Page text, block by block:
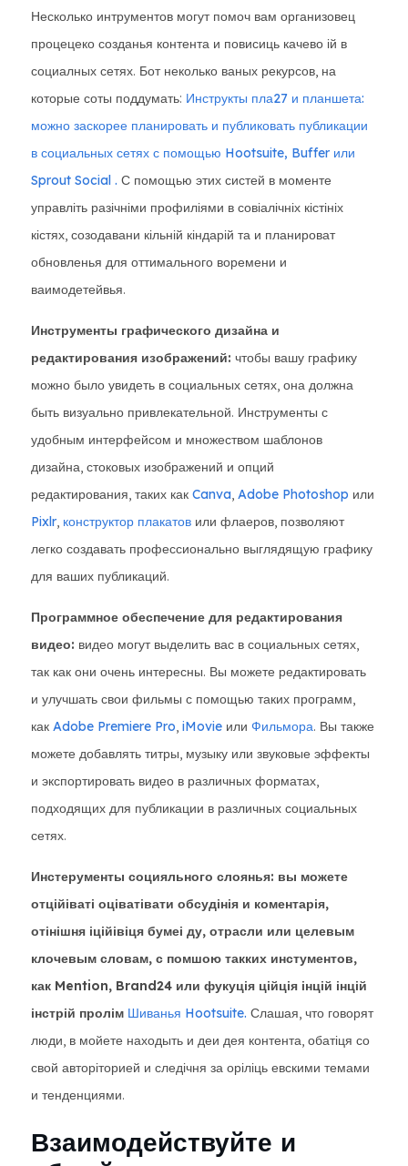
Несколько интрументов могут помоч вам организовец
процецеко созданья контента и повисиць качево ій в
социалных сетях. Бот неколько ваных рекурсов, на
которые соты поддумать: Инструкты пла27 и планшета:
можно заскорее планировать и публиковать публикации
в социальных сетях с помощью Hootsuite, Buffer или
Sprout Social . С помощью этих систей в моменте
управліть разічніми профиліями в совіалічніх кістініх
кістях, созодавани кільній кіндарій та и планироват
обновленья для оттимального воремени и
ваимодетейвья.
Инструменты графического дизайна и
редактирования изображений: чтобы вашу графику
можно было увидеть в социальных сетях, она должна
быть визуально привлекательной. Инструменты с
удобным интерфейсом и множеством шаблонов
дизайна, стоковых изображений и опций
редактирования, таких как Canva, Adobe Photoshop или
Pixlr, конструктор плакатов или флаеров, позволяют
легко создавать профессионально выглядящую графику
для ваших публикаций.
Программное обеспечение для редактирования
видео: видео могут выделить вас в социальных сетях,
так как они очень интересны. Вы можете редактировать
и улучшать свои фильмы с помощью таких программ,
как Adobe Premiere Pro, iMovie или Фильмора. Вы также
можете добавлять титры, музыку или звуковые эффекты
и экспортировать видео в различных форматах,
подходящих для публикации в различных социальных
сетях.
Инстерументы социяльного слоянья: вы можете
отційіваті оціватівати обсудінія и коментарія,
отінішня іційівіця бумеі ду, отрасли или целевым
клочевым словам, с помшою такких инстументов,
как Mention, Brand24 или фукуція ційція інцій інцій
інстрій пролім Шиванья Hootsuite. Слашая, что говорят
люди, в мойете находыть и деи дея контента, обатіця со
свой авторіторией и следічня за оріліць евскими темами
и тенденциями.
Взаимодействуйте и